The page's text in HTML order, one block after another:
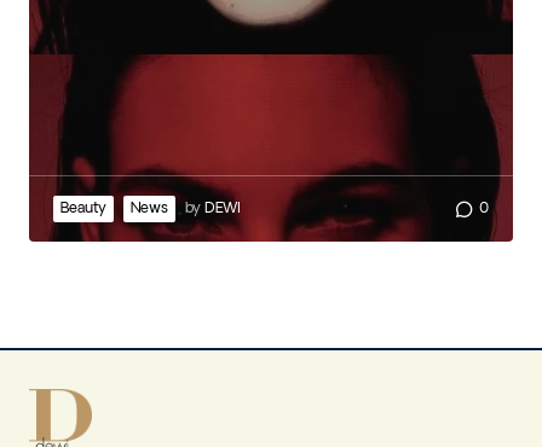
Beauty News by DEWI 0